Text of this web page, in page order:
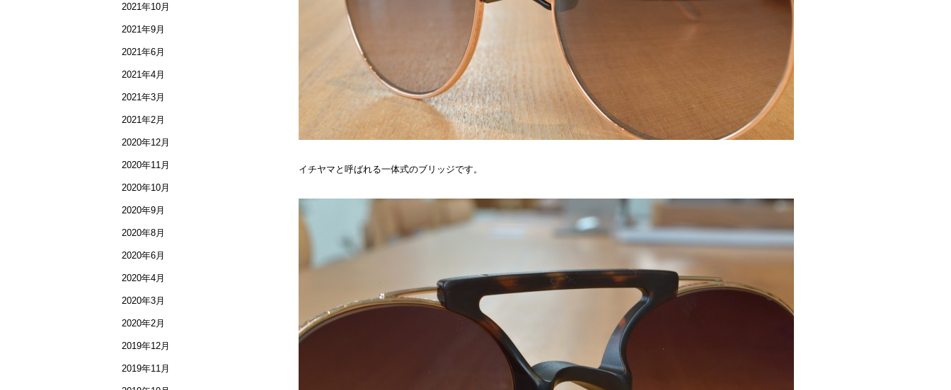
イチヤマと呼ばれる一体式のブリッジです。
2021年10月
2021年9月
2021年6月
2021年4月
2021年3月
2021年2月
2020年12月
2020年11月
2020年10月
2020年9月
2020年8月
2020年6月
2020年4月
2020年3月
2020年2月
2019年12月
2019年11月